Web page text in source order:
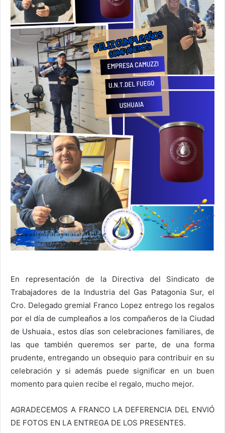
En representación de la Directiva del Sindicato de
Trabajadores de la Industria del Gas Patagonia Sur, el
Cro. Delegado gremial Franco Lopez entrego los regalos
por el día de cumpleaños a los compañeros de la Ciudad
de Ushuaia., estos días son celebraciones familiares, de
las que también queremos ser parte, de una forma
prudente, entregando un obsequio para contribuir en su
celebración y si además puede significar en un buen
momento para quien recibe el regalo, mucho mejor.
AGRADECEMOS A FRANCO LA DEFERENCIA DEL ENVIÓ
DE FOTOS EN LA ENTREGA DE LOS PRESENTES.